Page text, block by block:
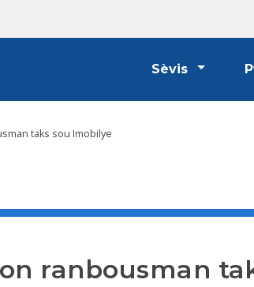
Sèvis
taks sou Imobilye
ranbousman